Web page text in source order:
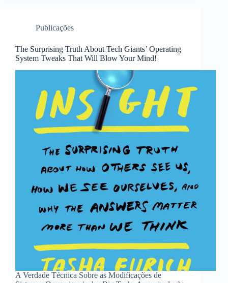
Publicações
The Surprising Truth About Tech Giants’ Operating
System Tweaks That Will Blow Your Mind!
A Verdade Técnica Sobre as Modificações de